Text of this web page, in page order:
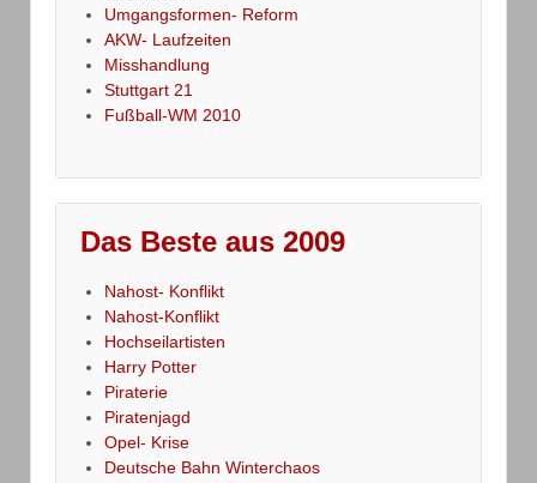
Umgangsformen- Reform
AKW- Laufzeiten
Misshandlung
Stuttgart 21
Fußball-WM 2010
Das Beste aus 2009
Nahost- Konflikt
Nahost-Konflikt
Hochseilartisten
Harry Potter
Piraterie
Piratenjagd
Opel- Krise
Deutsche Bahn Winterchaos